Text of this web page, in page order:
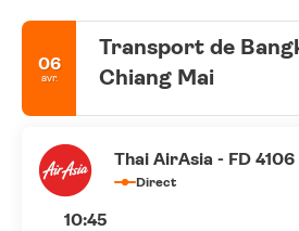
06
avr.
Transport de
Chiang Mai
Thai AirAsia - FD 4106
Direct
10:45